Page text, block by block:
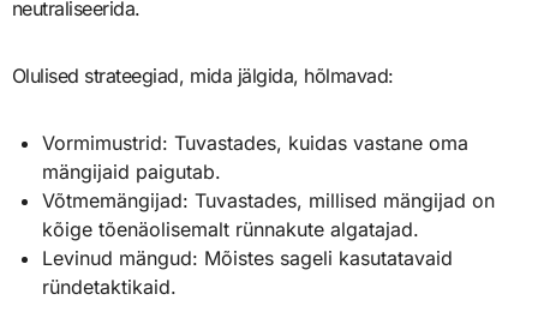
neutraliseerida.
Olulised strateegiad, mida jälgida, hõlmavad:
Vormimustrid: Tuvastades, kuidas vastane oma
mängijaid paigutab.
Võtmemängijad: Tuvastades, millised mängijad on
kõige tõenäolisemalt rünnakute algatajad.
Levinud mängud: Mõistes sageli kasutatavaid
ründetaktikaid.